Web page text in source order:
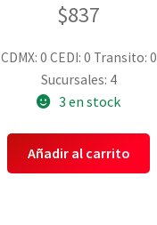
$837
CDMX: 0 CEDI: 0 Transito: 0
Sucursales: 4
3 en stock
Añadir al carrito